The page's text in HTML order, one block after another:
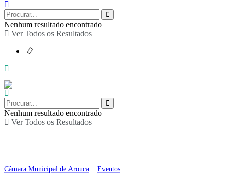
Nenhum resultado encontrado
Ver Todos os Resultados
Nenhum resultado encontrado
Ver Todos os Resultados
Câmara Municipal de Arouca Eventos